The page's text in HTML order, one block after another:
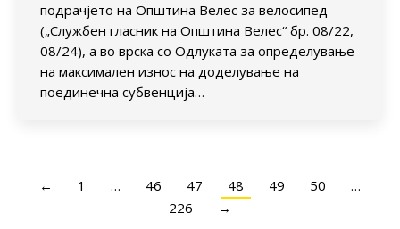
подрачјето на Општина Велес за велосипед
(„Службен гласник на Општина Велес“ бр. 08/22,
08/24), а во врска со Одлуката за определување
на максимален износ на доделување на
поединечна субвенција…
← 1 … 46 47 48 49 50
…
226
→